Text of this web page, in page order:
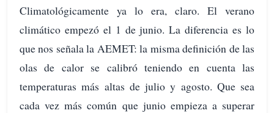
Climatológicamente ya lo era, claro. El verano
climático empezó el 1 de junio. La diferencia es lo
que nos señala la AEMET: la misma definición de las
olas de calor se calibró teniendo en cuenta las
temperaturas más altas de julio y agosto. Que sea
cada vez más común que junio empieza a superar